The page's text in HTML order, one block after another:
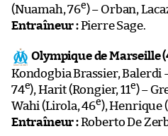
(Nuamah, 76e) – Orban,
Entraîneur :Pierre Sage.
Olympique de Marseille
Kondogbia Brassier, Balerdi
74e), Harit (Rongier, 11e) –
Wahi (Lirola, 46e), Henrique
Entraîneur :Roberto De